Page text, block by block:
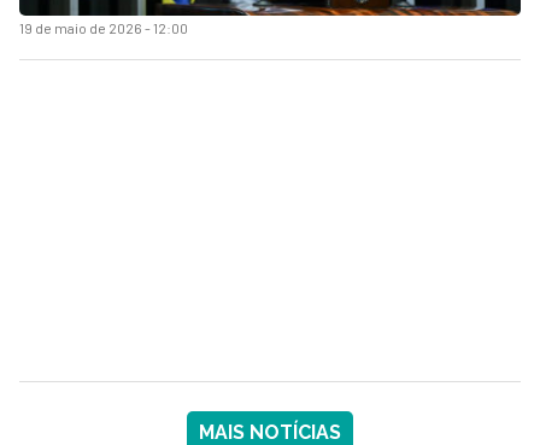
19 de maio de 2026 - 12:00
MAIS NOTÍCIAS